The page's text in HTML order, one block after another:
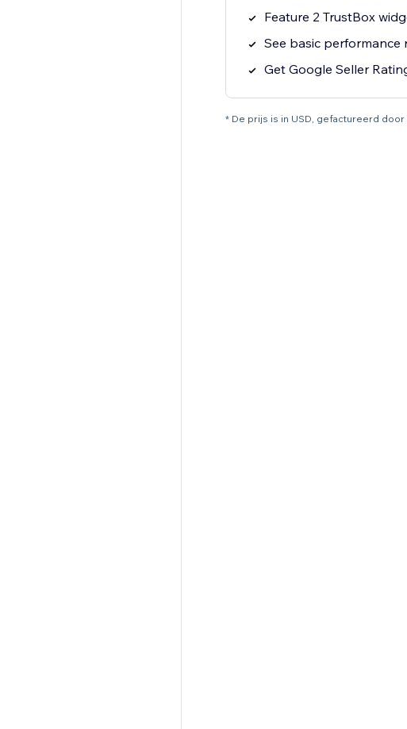
Feature 2 TrustBox
See basic performance
Get Google Seller
* De prijs is in USD, gefactureerd door